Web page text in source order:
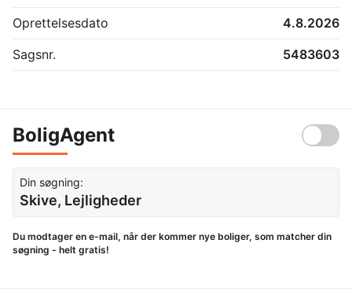
Oprettelsesdato
4.8.2026
Sagsnr.
5483603
BoligAgent
Din søgning:
Skive, Lejligheder
Du modtager en e-mail, når der kommer nye boliger, som matcher din
søgning - helt gratis!